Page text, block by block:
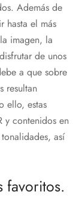
Además de
hasta el más
imagen, la
de unos
a que sobre
resultan
ello, estas
y contenidos en
así
favoritos.